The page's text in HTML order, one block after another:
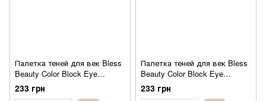
Палетка теней для век Bless
Beauty Color Block Eye
Shadow Palette №02
233 грн
Палетка теней для век Bless
Beauty Color Block Eye
Shadow Palette №03
233 грн